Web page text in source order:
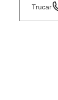
Trucar